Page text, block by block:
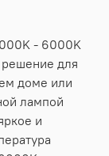
- 6000K
решение для
доме или
лампой
и